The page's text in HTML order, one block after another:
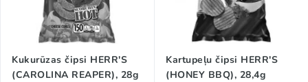
Kukurūzas čipsi HERR'S
(CAROLINA REAPER), 28g
Kartupeļu čipsi HERR'S
(HONEY BBQ), 28,4g